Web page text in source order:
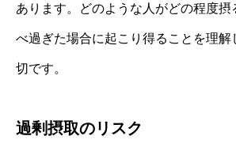
あります。どのような人がどの程度摂
べ過ぎた場合に起こり得ることを理解
切です。
過剰摂取のリスク